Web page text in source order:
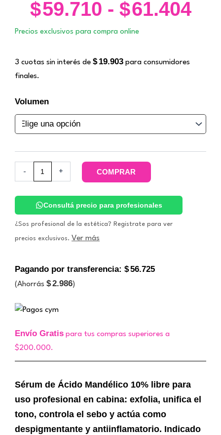
$59.710 - $61.404
Precios exclusivos para compra online
3 cuotas sin interés de $ 19.903 para consumidores
finales.
Volumen
-
Ácido
Mandélico
10%.
Zine
cantidad
+ COMPRAR
Consultá precio para profesionales
¿Sos profesional de la estética? Registrate para ver
precios exclusivos. Ver más
Pagando por transferencia: $56.725
(Ahorrás $2.986)
Envío Gratis para tus compras superiores a
$200.000.
Sérum de Ácido Mandélico 10% libre para
uso profesional en cabina: exfolia, unifica el
tono, controla el sebo y actúa como
despigmentante y antiinflamatorio. Indicado